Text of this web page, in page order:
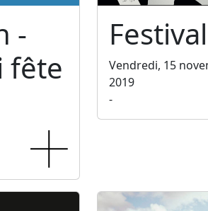
-
fête
Vendredi, 15
2019
-